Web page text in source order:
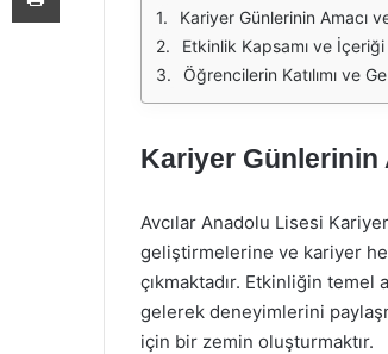
Kariyer Günlerinin Amacı
Etkinlik Kapsamı ve İçeriği
Öğrencilerin Katılımı ve
Kariyer Günlerinin
Avcılar Anadolu Lisesi
geliştirmelerine ve kariyer
çıkmaktadır. Etkinliğin temel
gelerek deneyimlerini
için bir zemin oluşturmaktır.